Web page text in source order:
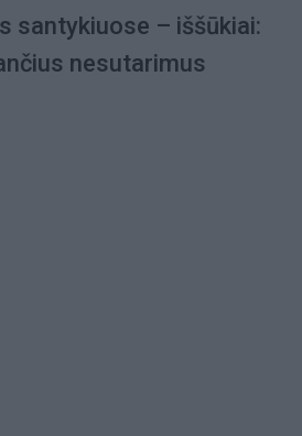
santykiuose – iššūkiai:
nesutarimus